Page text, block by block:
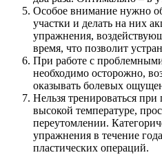
Особое внимание нужно
участки и делать на них
упражнения,
время, что позволит
При работе с
необходимо осторожно,
оказывать болевых
Нельзя тренироваться
высокой температуре,
переутомлении.
упражнения в течение
пластических операций.